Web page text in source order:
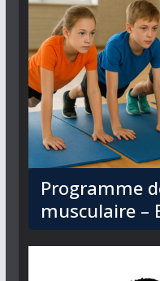
Programme
musculaire –